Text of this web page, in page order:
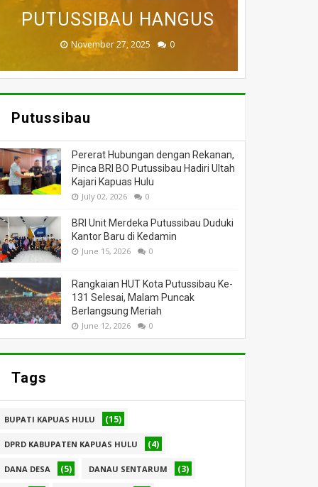
DUNIA
July 05, 2026 0
PUTUSSIBAU HANGUS
November 27, 2025 0
BADAU BERI BANTUAN
March 26, 2025 0
DILALAP API
March 13, 2025 0
MASSA
February 18, 2025 0
Putussibau
Pererat Hubungan dengan Rekanan,
Pinca BRI BO Putussibau Hadiri Ultah
Kajari Kapuas Hulu
July 02, 2026 0
BRI Unit Merdeka Putussibau Duduki
Kantor Baru di Kedamin
June 15, 2026 0
Rangkaian HUT Kota Putussibau Ke-
131 Selesai, Malam Puncak
Berlangsung Meriah
June 12, 2026 0
Tags
BUPATI KAPUAS HULU (15)
DPRD KABUPATEN KAPUAS HULU (4)
DANA DESA (5) DANAU SENTARUM (3)